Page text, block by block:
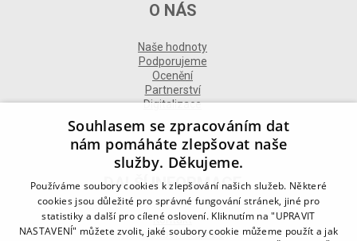
O NÁS
Naše hodnoty
Podporujeme
Ocenění
Partnerství
Digitalizace
DALŠÍ INFORMACE
Kontakt
Naše odborné divize
Souhlasem se zpracováním dat
nám pomáháte zlepšovat naše
služby. Děkujeme.
Používáme soubory cookies k zlepšování našich služeb. Některé
cookies jsou důležité pro správné fungování stránek, jiné pro
statistiky a další pro cílené oslovení. Kliknutím na "UPRAVIT
NASTAVENÍ" můžete zvolit, jaké soubory cookie můžeme použít a jak